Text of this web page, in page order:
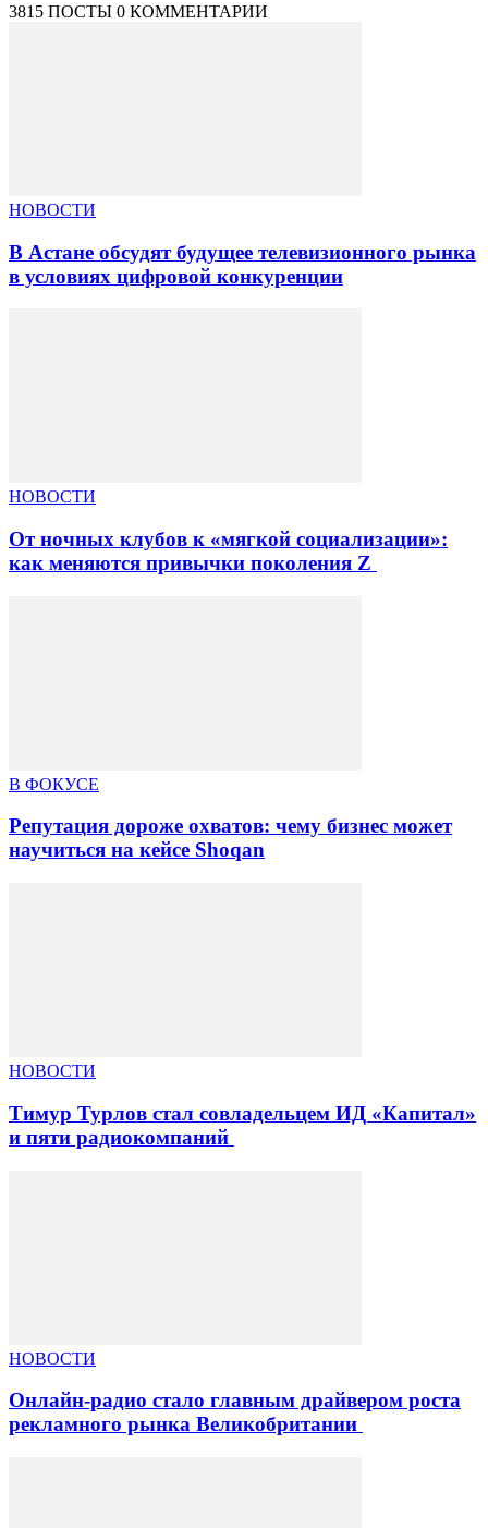
3815 ПОСТЫ 0 КОММЕНТАРИИ
НОВОСТИ
В Астане обсудят будущее телевизионного рынка
в условиях цифровой конкуренции
НОВОСТИ
От ночных клубов к «мягкой социализации»:
как меняются привычки поколения Z
В ФОКУСЕ
Репутация дороже охватов: чему бизнес может
научиться на кейсе Shoqan
НОВОСТИ
Тимур Турлов стал совладельцем ИД «Капитал»
и пяти радиокомпаний
НОВОСТИ
Онлайн-радио стало главным драйвером роста
рекламного рынка Великобритании